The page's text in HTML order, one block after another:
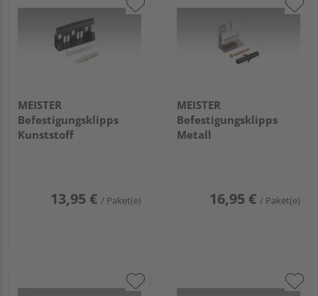
MEISTER
Befestigungsklipps
Kunststoff
13,95 € / Paket(e)
MEISTER
Befestigungsklipps
Metall
16,95 € / Paket(e)